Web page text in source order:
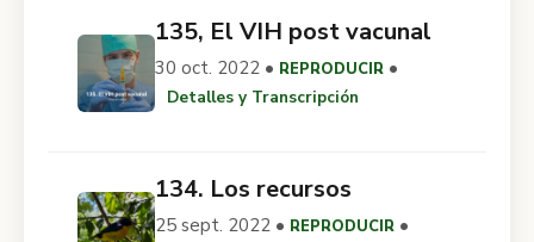
135, El VIH post vacunal
30 oct. 2022 • REPRODUCIR •
Detalles y Transcripción
134. Los recursos
25 sept. 2022 • REPRODUCIR •